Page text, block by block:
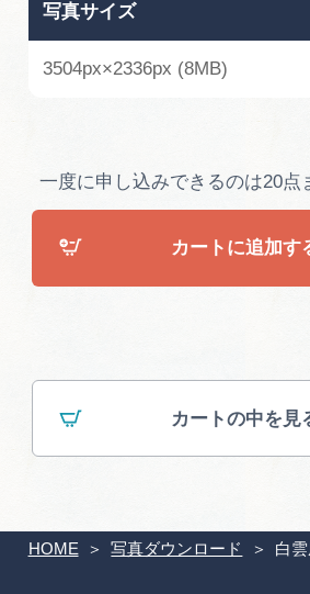
運営組織
広告掲載
サイトポリシー
HOME 写真ダウンロード 白
写真サイズ
3504px×2336px (8MB)
一度に申し込みできるのは20点
カートに追加す
カートの中を見